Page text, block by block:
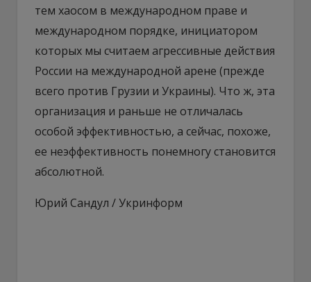
тем хаосом в международном праве и
международном порядке, инициатором
которых мы считаем агрессивные действия
России на международной арене (прежде
всего против Грузии и Украины). Что ж, эта
организация и раньше не отличалась
особой эффективностью, а сейчас, похоже,
ее неэффективность понемногу становится
абсолютной.
Юрий Сандул / Укринформ